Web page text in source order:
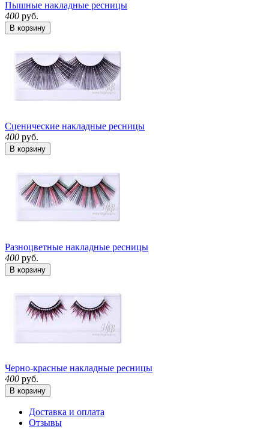
Пышные накладные ресницы
400 руб.
В корзину
Сценические накладные ресницы
400 руб.
В корзину
Разноцветные накладные ресницы
400 руб.
В корзину
Черно-красные накладные ресницы
400 руб.
В корзину
Доставка и оплата
Отзывы